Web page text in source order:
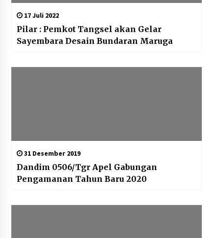
17 Juli 2022
Pilar : Pemkot Tangsel akan Gelar
Sayembara Desain Bundaran Maruga
31 Desember 2019
Dandim 0506/Tgr Apel Gabungan
Pengamanan Tahun Baru 2020